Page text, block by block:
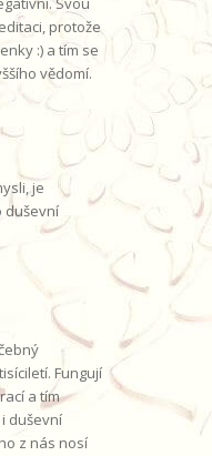
protože
:) a tím se
vědomí.
je
duševní
Fungují
a tím
duševní
z nás nosí